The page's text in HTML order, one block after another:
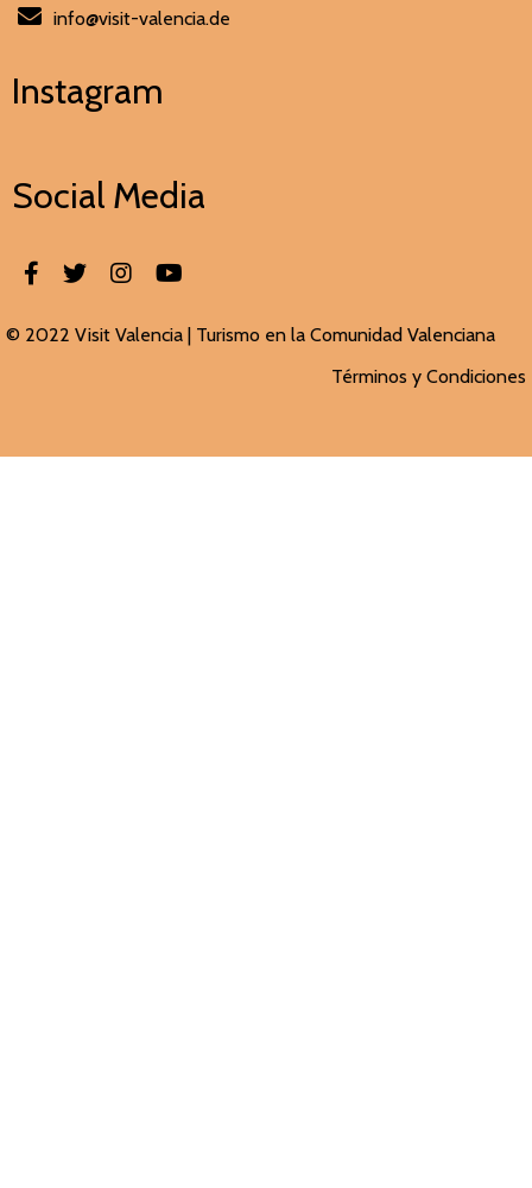
info@visit-valencia.de
Instagram
Social Media
© 2022 Visit Valencia | Turismo en la Comunidad Valenciana
Términos y Condiciones